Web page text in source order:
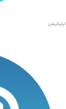
اپلیکیشن